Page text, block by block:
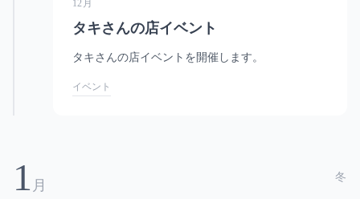
12月
タキさんの店イベント
タキさんの店イベントを開催します。
イベント
1 月
冬